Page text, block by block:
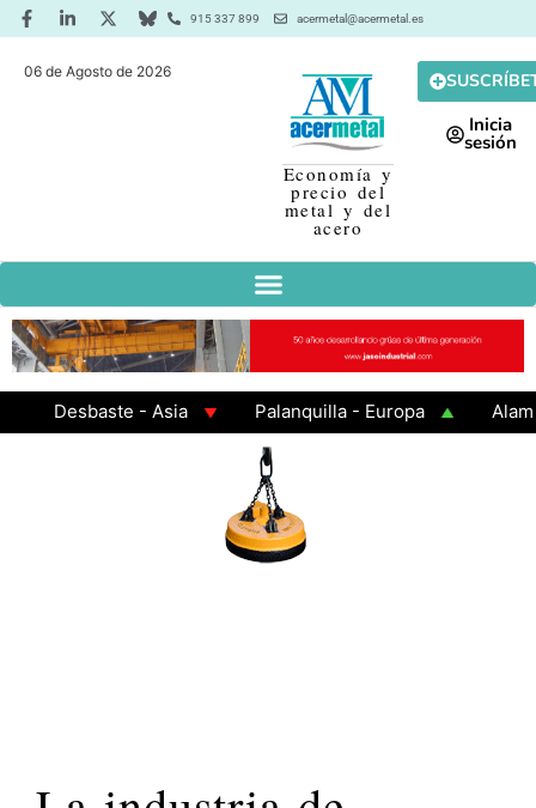
915 337 899 acermetal@acermetal.es
06 de Agosto de 2026
Economía y
precio del
metal y del
acero
Inicia
sesión
Desbaste - Asia Palanquilla - Europa
Chapa Laminada en Caliente